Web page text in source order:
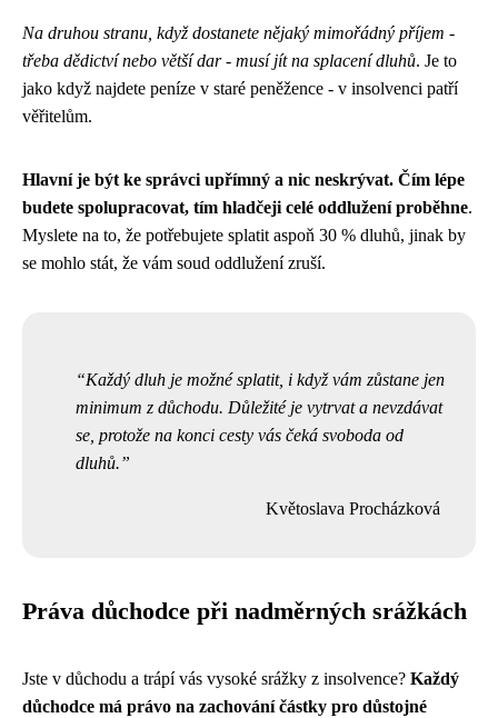
Na druhou stranu, když dostanete nějaký mimořádný příjem -
třeba dědictví nebo větší dar - musí jít na splacení dluhů. Je to
jako když najdete peníze v staré peněžence - v insolvenci patří
věřitelům.
Hlavní je být ke správci upřímný a nic neskrývat. Čím lépe
budete spolupracovat, tím hladčeji celé oddlužení proběhne.
Myslete na to, že potřebujete splatit aspoň 30 % dluhů, jinak by
se mohlo stát, že vám soud oddlužení zruší.
Každý dluh je možné splatit, i když vám zůstane jen
minimum z důchodu. Důležité je vytrvat a nevzdávat
se, protože na konci cesty vás čeká svoboda od
dluhů.
Květoslava Procházková
Práva důchodce při nadměrných srážkách
Jste v důchodu a trápí vás vysoké srážky z insolvence? Každý
důchodce má právo na zachování částky pro důstojné